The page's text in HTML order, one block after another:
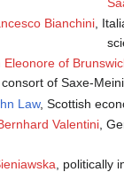
Bianchini,
Eleonore of
of Saxe-
Law, Scottish
Valentini,
, politically